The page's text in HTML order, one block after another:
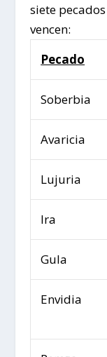
siete
vencen:
Pecado
Soberbia
Avaricia
Lujuria
Ira
Gula
Envidia